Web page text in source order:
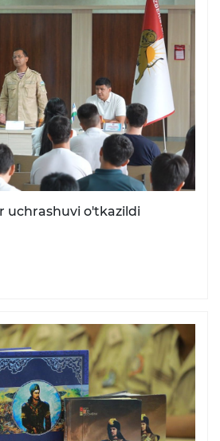
uchrashuvi o'tkazildi